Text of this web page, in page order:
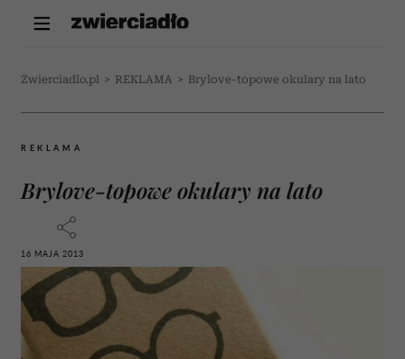
Zwierciadlo.pl > REKLAMA > Brylove-topowe okulary na lato
REKLAMA
Brylove-topowe okulary na lato
16 MAJA 2013